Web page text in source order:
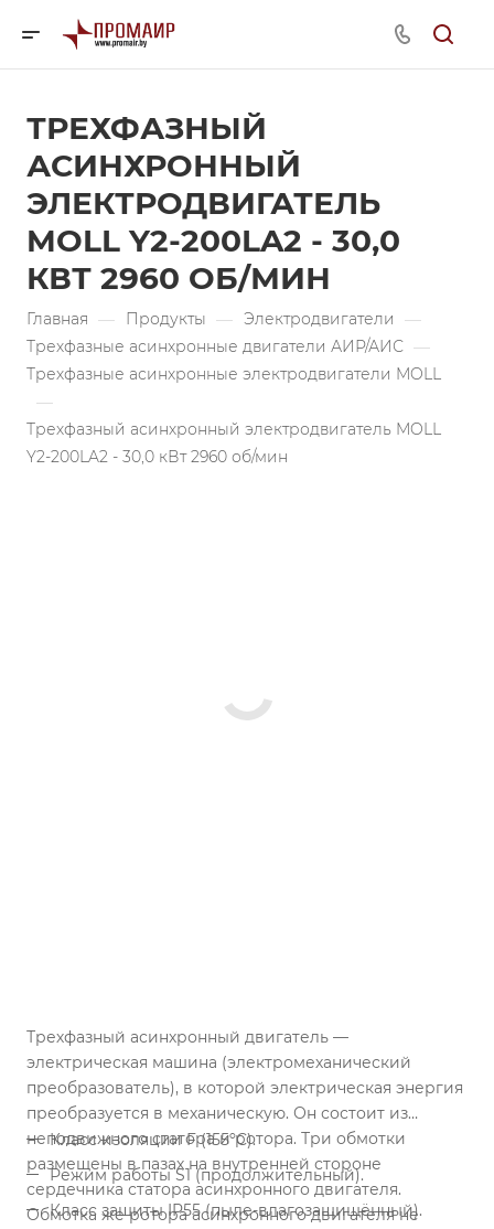
ТРЕХФАЗНЫЙ
АСИНХРОННЫЙ
ЭЛЕКТРОДВИГАТЕЛЬ
MOLL Y2-200LA2 - 30,0
КВТ 2960 ОБ/МИН
Главная — Продукты — Электродвигатели —
Трехфазные асинхронные двигатели АИР/АИС —
Трехфазные асинхронные электродвигатели MOLL
—
Трехфазный асинхронный электродвигатель MOLL
Y2-200LA2 - 30,0 кВт 2960 об/мин
Трехфазный асинхронный двигатель —
электрическая машина (электромеханический
преобразователь), в которой электрическая энергия
преобразуется в механическую. Он состоит из
неподвижного статора и ротора. Три обмотки
размещены в пазах на внутренней стороне
сердечника статора асинхронного двигателя.
Обмотка же ротора асинхронного двигателя не
Класс изоляции F (155ºС).
Режим работы S1 (продолжительный).
Класс защиты IP55 (пыле-влагозащищённый).